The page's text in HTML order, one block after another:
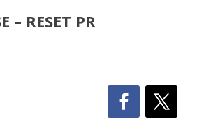
– RESET PR